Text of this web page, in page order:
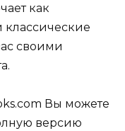
как
классические
своими
Вы можете
версию